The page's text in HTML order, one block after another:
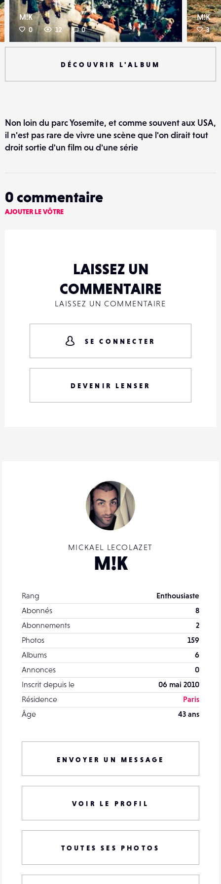
M!K
0 12 0
M!K
3
DÉCOUVRIR L'ALBUM
MICKAEL LECOLAZET
M!K
Rang
Enthousiaste
Abonnés
8
Abonnements
2
Photos
159
Albums
6
Annonces
0
Inscrit depuis le
06 mai 2010
Résidence
Paris
Âge
43 ans
ENVOYER UN MESSAGE
VOIR LE PROFIL
TOUTES SES PHOTOS
Non loin du parc Yosemite, et comme souvent aux USA,
il n'est pas rare de vivre une scène que l'on dirait tout
droit sortie d'un film ou d'une série
0 commentaire
AJOUTER LE VÔTRE
LAISSEZ UN
COMMENTAIRE
LAISSEZ UN COMMENTAIRE
SE CONNECTER
DEVENIR LENSER